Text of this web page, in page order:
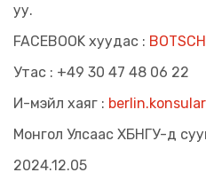
уу.
FACEBOOK хуудас :
Утас : +49 30 47 48 06 22
И-мэйл хаяг :
Монгол Улсаас ХБНГУ-д
2024.12.05